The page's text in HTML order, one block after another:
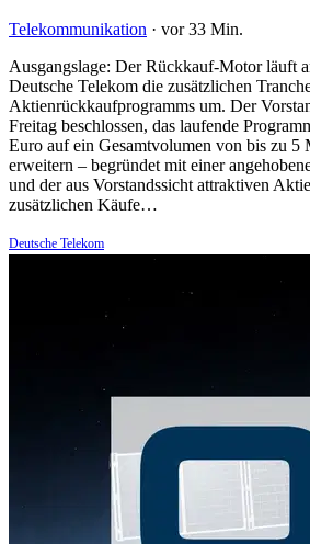
Telekommunikation · vor 33 Min.
Ausgangslage: Der Rückkauf-Motor läuft
Deutsche Telekom die zusätzlichen
Aktienrückkaufprogramms um. Der
Freitag beschlossen, das laufende
Euro auf ein Gesamtvolumen von bis zu 5
erweitern – begründet mit einer
und der aus Vorstandssicht attraktiven
zusätzlichen Käufe…
Deutsche Telekom